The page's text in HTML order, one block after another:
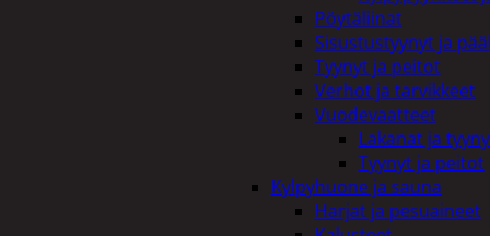
Pöytäliinat
Sisustustyynyt ja
Tyynyt ja peitot
Verhot ja tarvikkeet
Vuodevaatteet
Lakanat ja
Tyynyt ja peitot
Kylpyhuone ja sauna
Harjat ja pesuaineet